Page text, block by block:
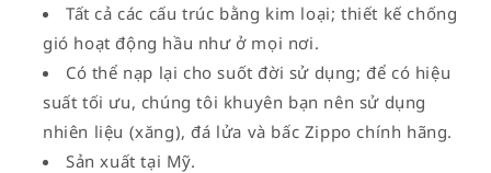
Tất cả các cấu trúc bằng kim loại; thiết kế chống
gió hoạt động hầu như ở mọi nơi.
Có thể nạp lại cho suốt đời sử dụng; để có hiệu
suất tối ưu, chúng tôi khuyên bạn nên sử dụng
nhiên liệu (xăng), đá lửa và bấc Zippo chính hãng.
Sản xuất tại Mỹ.